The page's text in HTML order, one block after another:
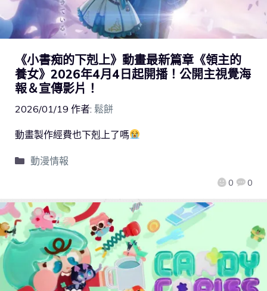
《小書痴的下剋上》動畫最新篇章《領主的
養女》2026年4月4日起開播！公開主視覺海
報＆宣傳影片！
2026/01/19 作者: 鬆餅
0 0
動畫製作經費也下剋上了嗎
動漫情報